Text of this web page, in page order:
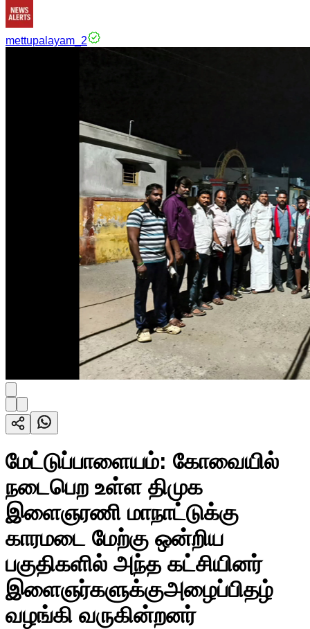
mettupalayam_2
மேட்டுப்பாளையம்: கோவையில்
நடைபெற உள்ள திமுக
இளைஞரணி மாநாட்டுக்கு
காரமடை மேற்கு ஒன்றிய
பகுதிகளில் அந்த கட்சியினர்
இளைஞர்களுக்குஅழைப்பிதழ்
வழங்கி வருகின்றனர்